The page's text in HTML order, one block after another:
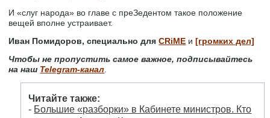
И «слуг народа» во главе с преЗедентом такое положение
вещей вполне устраивает.
Иван Помидоров, специально для CRiME и[громких дел]
Чтобы не пропустить самое важное, подписывайтесь
на наш Telegram-канал
Читайте также:
- Большие «разборки» в Кабинете министров. Кто